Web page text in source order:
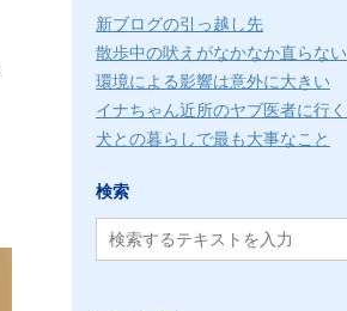
新ブログの引っ越し先
散歩中の吠えがなかなか直らない
環境による影響は意外に大きい
イナちゃん近所のヤブ医者に行く
犬との暮らしで最も大事なこと
検索